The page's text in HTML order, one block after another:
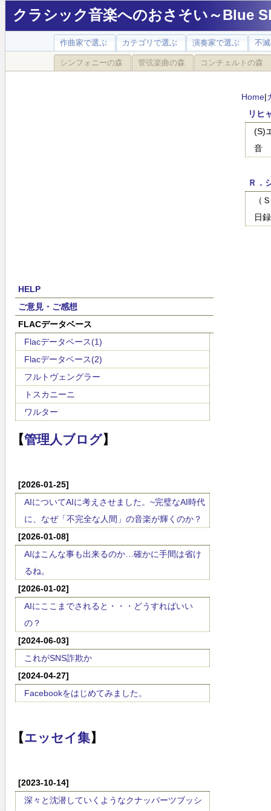
クラシック音楽へのおさそい～Blue
作曲家で選ぶ カテゴリで選ぶ 演奏家で選ぶ 不
シンフォニーの森 管弦楽曲の森 コンチェルトの森
HELP
ご意見・ご感想
FLACデータベース
Flacデータベース(1)
Flacデータベース(2)
フルトヴェングラー
トスカニーニ
ワルター
【管理人ブログ】
[2026-01-25]
AIについてAIに考えさせました。~完璧なAI時代
に、なぜ「不完全な人間」の音楽が輝くのか？
[2026-01-08]
AIはこんな事も出来るのか…確かに手間は省け
るね。
[2026-01-02]
AIにここまでされると・・・どうすればいい
の？
[2024-06-03]
これがSNS詐欺か
[2024-04-27]
Facebookをはじめてみました。
【エッセイ集】
[2023-10-14]
深々と沈潜していくようなクナッパーツブッシ
Home|
リヒ
(S)
音
Ｒ．
（
日